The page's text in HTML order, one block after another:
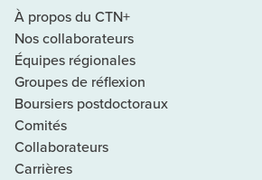
À propos du CTN+
Nos collaborateurs
Équipes régionales
Groupes de réflexion
Boursiers postdoctoraux
Comités
Collaborateurs
Carrières